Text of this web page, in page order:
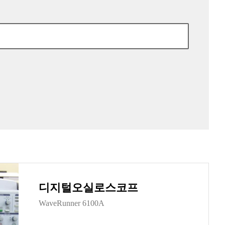
디지털오실로스코프
WaveRunner 6100A